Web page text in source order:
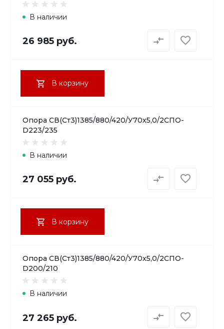
В наличии
26 985 руб.
В корзину
Опора СВ(Ст3)1385/880/420/У70х5,0/2СПО-
D223/235
В наличии
27 055 руб.
В корзину
Опора СВ(Ст3)1385/880/420/У70х5,0/2СПО-
D200/210
В наличии
27 265 руб.